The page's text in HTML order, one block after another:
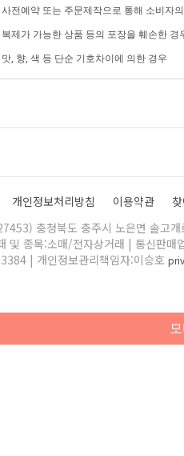
사전예약 또는 주문제작으로 통해 소비자
제가 가능한 상품 등의 포장을 훼손한 경
맛, 향, 색 등 단순 기호차이에 의한 경우
개인정보처리방침 이용약관
충청북도 충주시 노은면 솔고
및 종목:소매/전자상거래 | 통신판매
| 개인정보관리책임자:이승호